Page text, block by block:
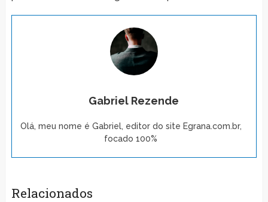
Gabriel Rezende
Olá, meu nome é Gabriel, editor do site Egrana.com.br,
focado 100%
Relacionados